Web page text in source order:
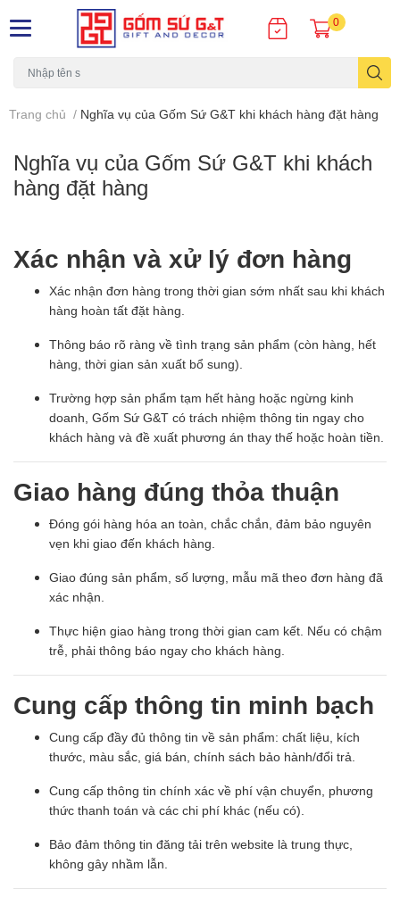
0
Trang chủ / Nghĩa vụ của Gốm Sứ G&T khi khách hàng đặt hàng
Nghĩa vụ của Gốm Sứ G&T khi khách
hàng đặt hàng
Xác nhận và xử lý đơn hàng
Xác nhận đơn hàng trong thời gian sớm nhất sau khi khách
hàng hoàn tất đặt hàng.
Thông báo rõ ràng về tình trạng sản phẩm (còn hàng, hết
hàng, thời gian sản xuất bổ sung).
Trường hợp sản phẩm tạm hết hàng hoặc ngừng kinh
doanh, Gốm Sứ G&T có trách nhiệm thông tin ngay cho
khách hàng và đề xuất phương án thay thế hoặc hoàn tiền.
Giao hàng đúng thỏa thuận
Đóng gói hàng hóa an toàn, chắc chắn, đảm bảo nguyên
vẹn khi giao đến khách hàng.
Giao đúng sản phẩm, số lượng, mẫu mã theo đơn hàng đã
xác nhận.
Thực hiện giao hàng trong thời gian cam kết. Nếu có chậm
trễ, phải thông báo ngay cho khách hàng.
Cung cấp thông tin minh bạch
Cung cấp đầy đủ thông tin về sản phẩm: chất liệu, kích
thước, màu sắc, giá bán, chính sách bảo hành/đổi trả.
Cung cấp thông tin chính xác về phí vận chuyển, phương
thức thanh toán và các chi phí khác (nếu có).
Bảo đảm thông tin đăng tải trên website là trung thực,
không gây nhầm lẫn.